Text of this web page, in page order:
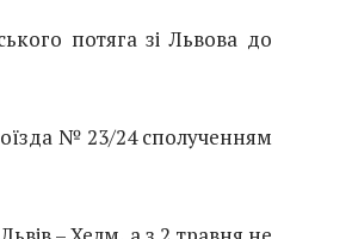
потяга зі Львова до
№ 23/24 сполученням